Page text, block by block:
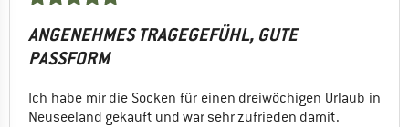
ANGENEHMES TRAGEGEFÜHL, GUTE
PASSFORM
Ich habe mir die Socken für einen dreiwöchigen Urlaub in
Neuseeland gekauft und war sehr zufrieden damit.